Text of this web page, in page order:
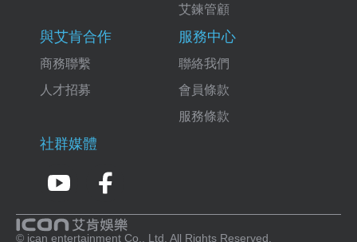
艾鍊管顧
與艾肯合作
商務聯繫
人才招募
服務中心
聯絡我們
會員條款
服務條款
社群媒體
© ican entertainment Co., Ltd. All Rights Reserved.